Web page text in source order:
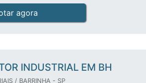
agora
INDUSTRIAL EM BH
/ BARRINHA - SP